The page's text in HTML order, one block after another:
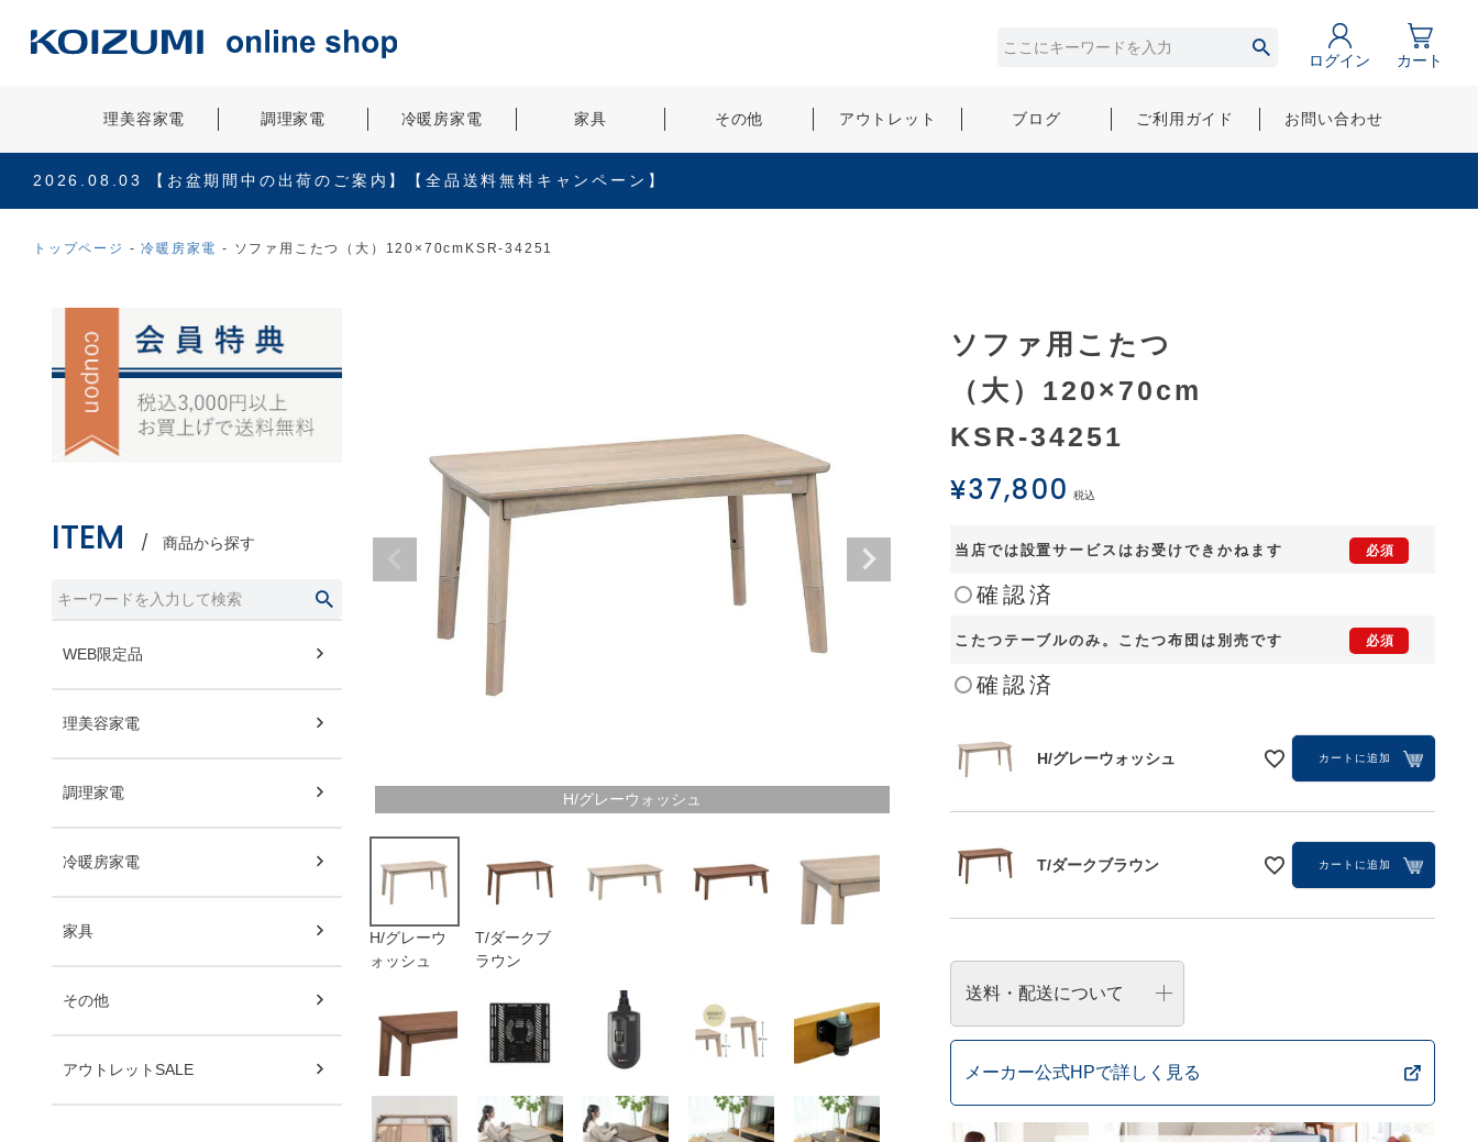
ログイン カート
理美容家電 調理家電 冷暖房家電 家具 その他 アウトレット ブログ ご利用ガイド お問い合わせ
2026.08.03 【お盆期間中の出荷のご案内】【全品送料無料キャンペーン】
トップページ 冷暖房家電 ソファ用こたつ（大）120×70cmKSR-34251
ITEM 商品から探す
WEB限定品
理美容家電
調理家電
冷暖房家電
家具
その他
アウトレットSALE
H/グレーウォッシュ
H/グレーウ
ォッシュ
T/ダークブ
ラウン
ソファ用こたつ
（大）120×70cm
KSR-34251
¥37,800 税込
当店では設置サービスはお受けできかねます
確認済
こたつテーブルのみ。こたつ布団は別売です
確認済
H/グレーウォッシュ カートに追加
T/ダークブラウン カートに追加
送料・配送について
メーカー公式HPで詳しく見る